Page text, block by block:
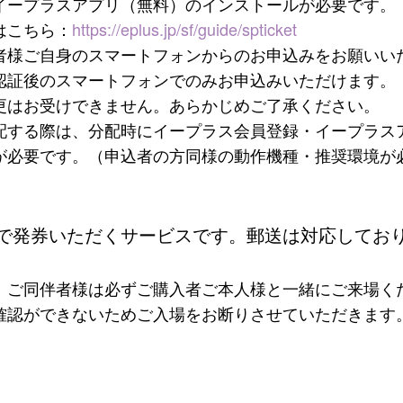
ちら： https://eplus.jp/sf/guide/spticket
ご自身のスマートフォンからのお申込みをお願いい
後のスマートフォンでのみお申込みいただけます。
お受けできません。あらかじめご了承ください。
る際は、分配時にイープラス会員登録・イープラ
要です。（申込者の方同様の動作機種・推奨環境が
発券いただくサービスです。郵送は対応してお
同伴者様は必ずご購入者ご本人様と一緒にご来場
ができないためご入場をお断りさせていただきます